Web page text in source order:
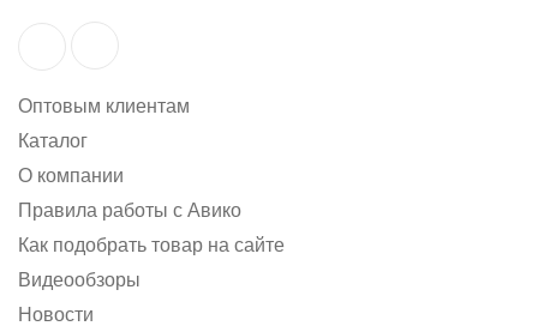
Оптовым клиентам
Каталог
О компании
Правила работы с Авико
Как подобрать товар на сайте
Видеообзоры
Новости